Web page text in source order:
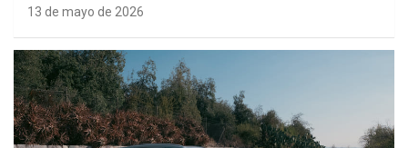
13 de mayo de 2026